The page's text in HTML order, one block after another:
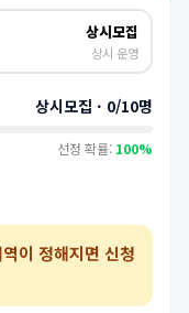
상시모집
상시 운영
상시모집 · 0/10명
선정 확률: 100%
이 정해지면 신청